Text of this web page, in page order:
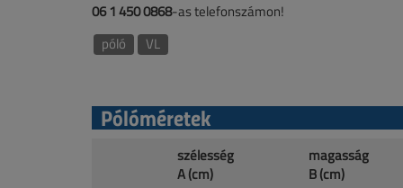
06 1 450 0868-as telefonszámon!
póló
VL
Pólóméretek
szélesség
A (cm)
magasság
B (cm)